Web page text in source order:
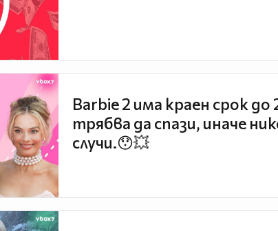
Barbie 2 има краен срок
трябва да спази, иначе
случи.😯💥